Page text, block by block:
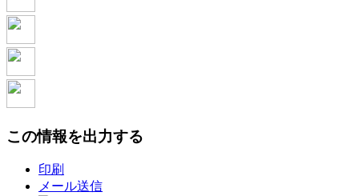
この情報を出力する
印刷
メール送信